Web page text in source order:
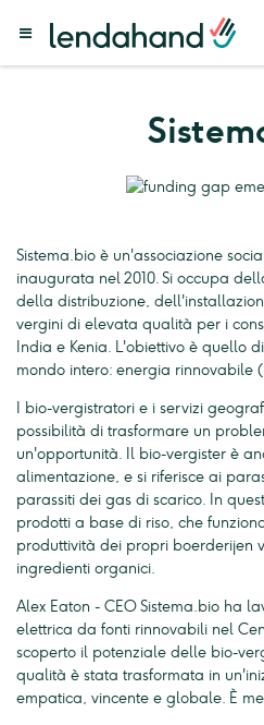
Sistema.bio è un'associazione
inaugurata nel 2010. Si occupa
della distribuzione,
vergini di elevata qualità per i
India e Kenia. L'obiettivo è quello
mondo intero: energia rinnovabile
I bio-vergistratori e i servizi
possibilità di trasformare un
un'opportunità. Il bio-vergister è
alimentazione, e si riferisce ai
parassiti dei gas di scarico. In
prodotti a base di riso, che
produttività dei propri boerderijen
ingredienti organici.
Alex Eaton - CEO Sistema.bio ha
elettrica da fonti rinnovabili nel
scoperto il potenziale delle bio-
qualità è stata trasformata in
empatica, vincente e globale. È